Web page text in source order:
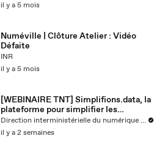
il y a 5 mois
Numéville | Clôture Atelier : Vidéo
Défaite
INR
il y a 5 mois
[WEBINAIRE TNT] Simplifions.data, la
plateforme pour simplifier les
démarches et services des citoyens,
entreprises et associations
Direction interministérielle du numérique - DINUM
il y a 2 semaines